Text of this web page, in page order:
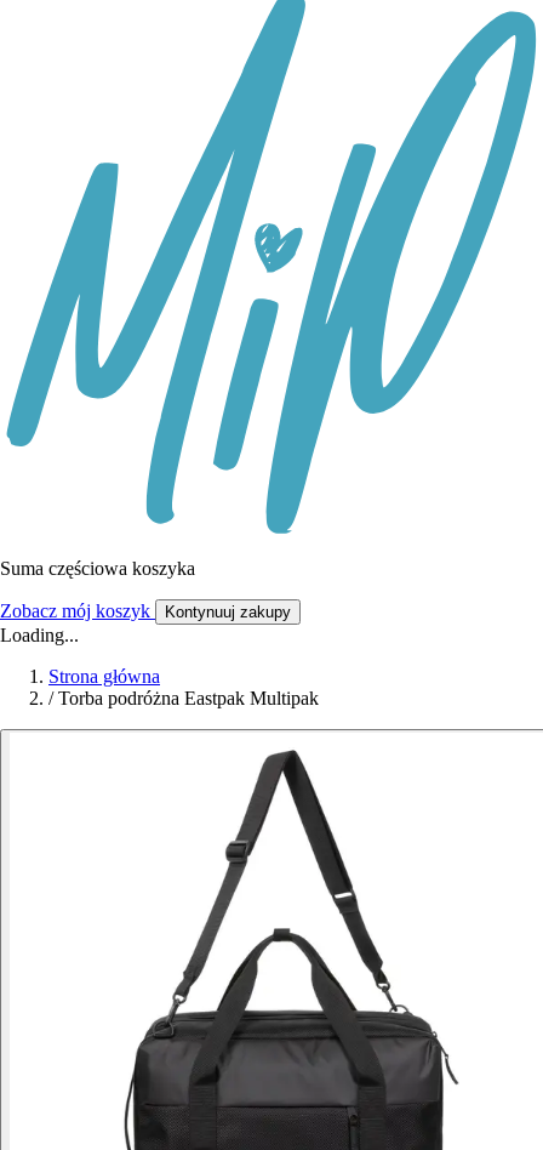
Suma częściowa koszyka
Zobacz mój koszyk Kontynuuj zakupy
Loading...
Strona główna
/ Torba podróżna Eastpak Multipak